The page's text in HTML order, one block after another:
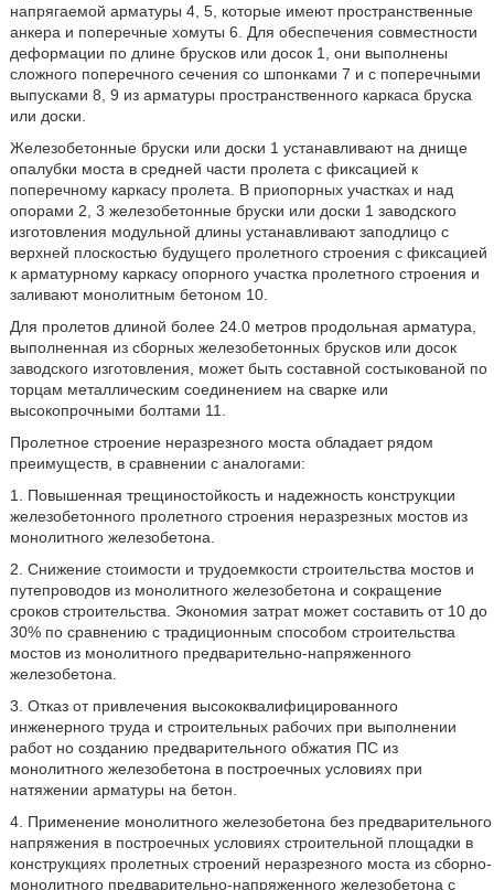
напрягаемой арматуры 4, 5, которые имеют пространственные
анкера и поперечные хомуты 6. Для обеспечения совместности
деформации по длине брусков или досок 1, они выполнены
сложного поперечного сечения со шпонками 7 и с поперечными
выпусками 8, 9 из арматуры пространственного каркаса бруска
или доски.
Железобетонные бруски или доски 1 устанавливают на днище
опалубки моста в средней части пролета с фиксацией к
поперечному каркасу пролета. В приопорных участках и над
опорами 2, 3 железобетонные бруски или доски 1 заводского
изготовления модульной длины устанавливают заподлицо с
верхней плоскостью будущего пролетного строения с фиксацией
к арматурному каркасу опорного участка пролетного строения и
заливают монолитным бетоном 10.
Для пролетов длиной более 24.0 метров продольная арматура,
выполненная из сборных железобетонных брусков или досок
заводского изготовления, может быть составной состыкованой по
торцам металлическим соединением на сварке или
высокопрочными болтами 11.
Пролетное строение неразрезного моста обладает рядом
преимуществ, в сравнении с аналогами:
1. Повышенная трещиностойкость и надежность конструкции
железобетонного пролетного строения неразрезных мостов из
монолитного железобетона.
2. Снижение стоимости и трудоемкости строительства мостов и
путепроводов из монолитного железобетона и сокращение
сроков строительства. Экономия затрат может составить от 10 до
30% по сравнению с традиционным способом строительства
мостов из монолитного предварительно-напряженного
железобетона.
3. Отказ от привлечения высококвалифицированного
инженерного труда и строительных рабочих при выполнении
работ но созданию предварительного обжатия ПС из
монолитного железобетона в построечных условиях при
натяжении арматуры на бетон.
4. Применение монолитного железобетона без предварительного
напряжения в построечных условиях строительной площадки в
конструкциях пролетных строений неразрезного моста из сборно-
монолитного предварительно-напряженного железобетона с